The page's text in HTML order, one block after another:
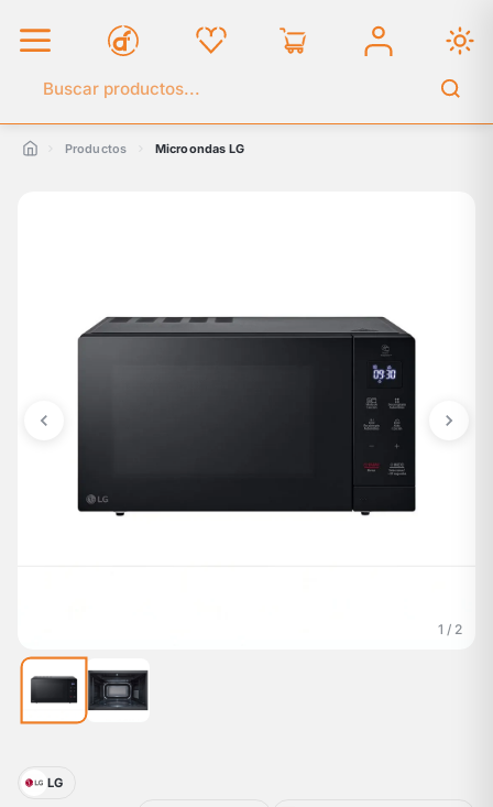
Buscar en el catálogo
Productos Microondas LG
1 / 2
LG